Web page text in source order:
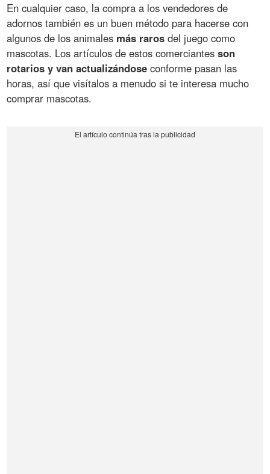
En cualquier caso, la compra a los vendedores de
adornos también es un buen método para hacerse con
algunos de los animales más raros del juego como
mascotas. Los artículos de estos comerciantesson
rotarios y van actualizándose conforme pasan las
horas, así que visítalos a menudo si te interesa mucho
comprar mascotas.